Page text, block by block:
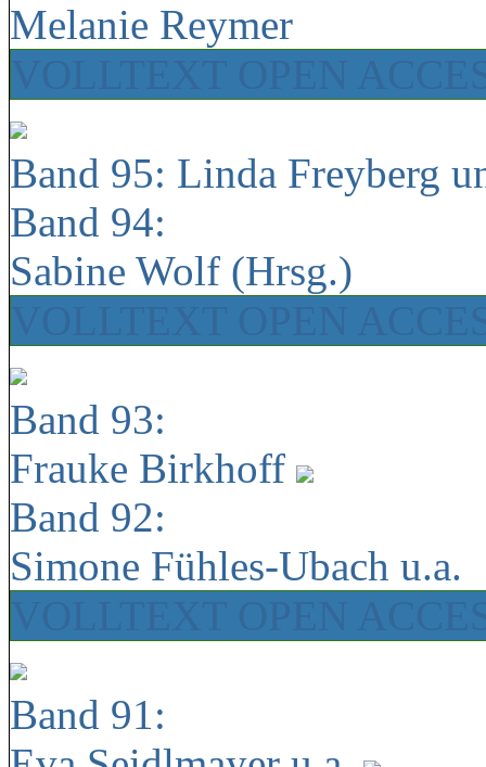
Melanie Reymer
Band 95: Linda Freyberg
Band 94:
Sabine Wolf (Hrsg.)
Band 93:
Frauke Birkhoff
Band 92:
Simone Fühles-Ubach u.a.
Band 91: